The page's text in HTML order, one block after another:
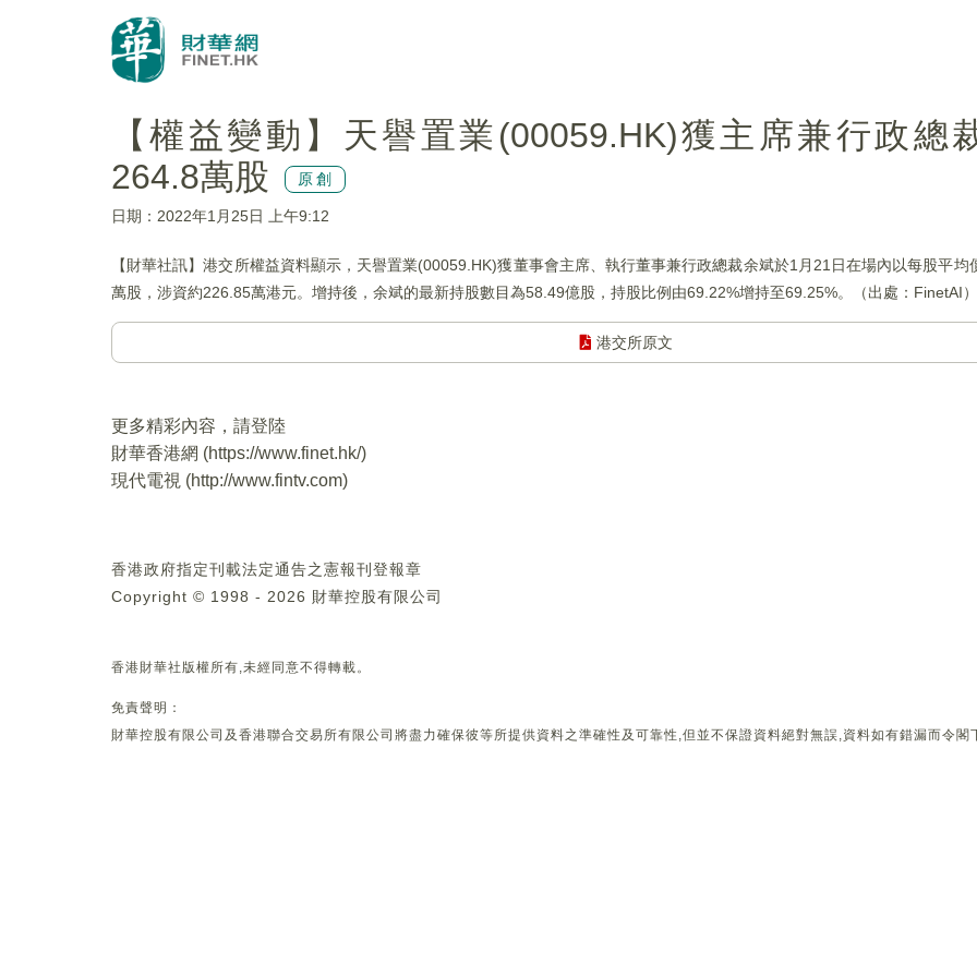
【權益變動】天譽置業(00059.HK)獲主席兼行政總
264.8萬股
原創
日期：2022年1月25日 上午9:12
【財華社訊】港交所權益資料顯示，天譽置業(00059.HK)獲董事會主席、執行董事兼行政總裁余斌於1月21日在場內以每股平
萬股，涉資約226.85萬港元。增持後，余斌的最新持股數目為58.49億股，持股比例由69.22%增持至69.25%。（出處：FinetAI）
港交所原文
更多精彩內容，請登陸
財華香港網 (https://www.finet.hk/)
現代電視 (http://www.fintv.com)
香港政府指定刊載法定通告之憲報刊登報章
Copyright © 1998 - 2026 財華控股有限公司
香港財華社版權所有,未經同意不得轉載。
免責聲明：
財華控股有限公司及香港聯合交易所有限公司將盡力確保彼等所提供資料之準確性及可靠性,但並不保證資料絕對無誤,資料如有錯漏而令閣